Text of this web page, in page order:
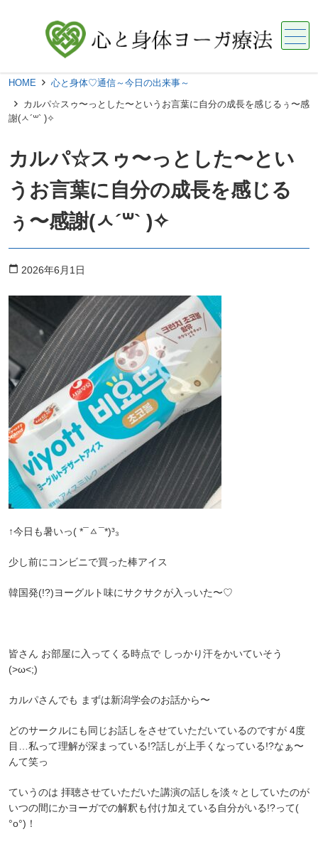
メニュー
HOME
心と身体♡通信～今日の出来事～
‪カルパ☆スゥ〜っとした〜というお言葉に自分の成長を感じるぅ〜感
謝(ㅅ´꒳` )✧
‪カルパ☆スゥ〜っとした〜とい
うお言葉に自分の成長を感じる
ぅ〜感謝(ㅅ´꒳` )✧
calendar_today 2026年6月1日
↑今日も暑いっ( *¯ㅿ¯*)³₃
少し前にコンビニで買った棒アイス
韓国発(!?)ヨーグルト味にサクサクが入っいた〜♡
皆さん お部屋に入ってくる時点で しっかり汗をかいていそう
(>ω<;)
カルパさんでも まずは新潟学会のお話から〜
どのサークルにも同じお話しをさせていただいているのですが 4度
目…私って理解が深まっている!?話しが上手くなっている!?なぁ〜
んて笑っ
ていうのは 拝聴させていただいた講演の話しを淡々としていたのが
いつの間にかヨーガでの解釈も付け加えている自分がいる!?って(
°o°)！